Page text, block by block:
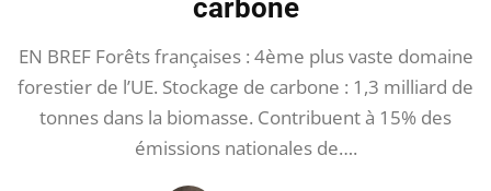
carbone
EN BREF Forêts françaises : 4ème plus vaste domaine
forestier de l’UE. Stockage de carbone : 1,3 milliard de
tonnes dans la biomasse. Contribuent à 15% des
émissions nationales de….